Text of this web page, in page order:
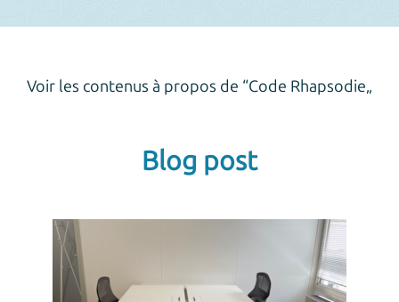
Voir les contenus à propos de “Code Rhapsodie„
Blog post